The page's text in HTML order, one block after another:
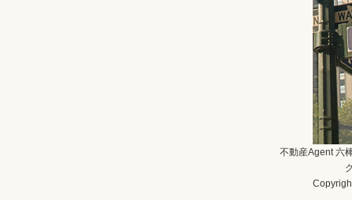
不動産Agent 六